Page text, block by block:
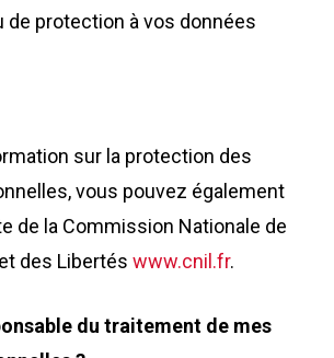
de protection à vos données
sur la protection des
vous pouvez également
de la Commission Nationale de
des Libertés www.cnil.fr.
du traitement de mes